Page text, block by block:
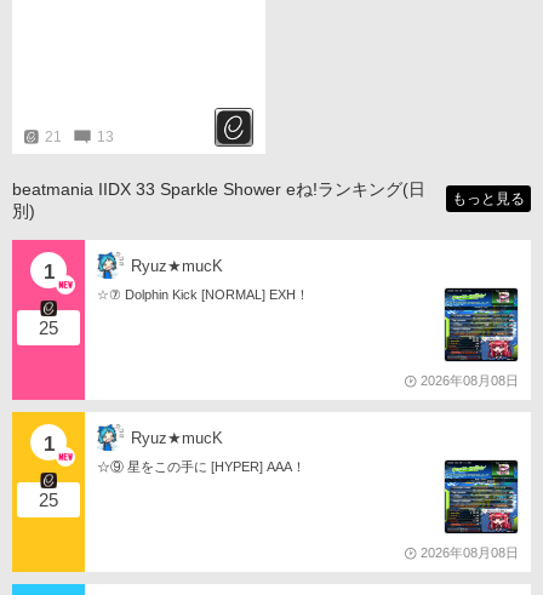
21 13
beatmania IIDX 33 Sparkle Shower eね!ランキング(日
別)
もっと見る
1
25
Ryuz★mucK
☆⑦ Dolphin Kick [NORMAL] EXH！
2026年08月08日
1
25
Ryuz★mucK
☆⑨ 星をこの手に [HYPER] AAA！
2026年08月08日